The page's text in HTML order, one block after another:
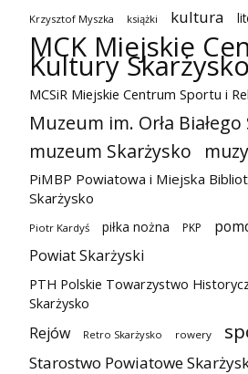
Krzysztof Myszka książki kultura
MCK Miejskie
Kultury Skarżysko
MCSiR Miejskie Centrum Sportu i
Muzeum im. Orła
muzeum Skarżysko
PiMBP Powiatowa i Miejska
Skarżysko
Piotr Kardyś piłka nożna PKP
Powiat Skarżyski
PTH Polskie Towarzystwo
Skarżysko
Rejów Retro Skarżysko rowery
Starostwo Powiatowe